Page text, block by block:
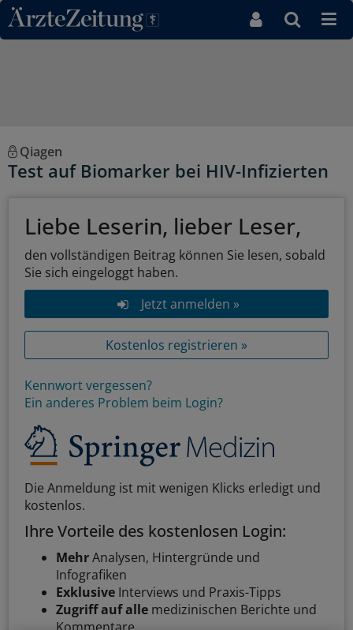
Direkt zum Inhaltsbereich
Qiagen
Test auf Biomarker bei HIV-Infizierten
Liebe Leserin, lieber Leser,
den vollständigen Beitrag können Sie lesen, sobald
Sie sich eingeloggt haben.
Jetzt anmelden »
Kostenlos registrieren »
Kennwort vergessen?
Ein anderes Problem beim Login?
Die Anmeldung ist mit wenigen Klicks erledigt und
kostenlos.
Ihre Vorteile des kostenlosen Login:
MehrAnalysen, Hintergründe und
Infografiken
Exklusive Interviews und Praxis-Tipps
Zugriff auf alle medizinischen Berichte und